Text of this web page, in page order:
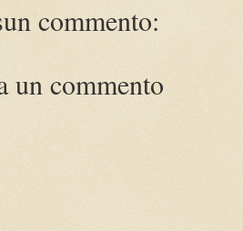
commento:
un commento